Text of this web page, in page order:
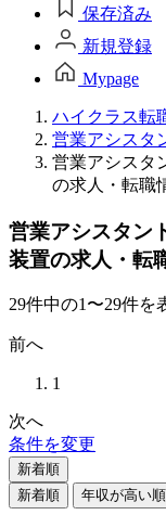
保存済み
新規登録
Mypage
ハイクラス転
営業アシスタ
営業アシスタ
の求人・転職
営業アシスタン
装置の求人・転
29件中の1〜29件を
前へ
1
次へ
条件を変更
新着順
新着順
年収が高い順